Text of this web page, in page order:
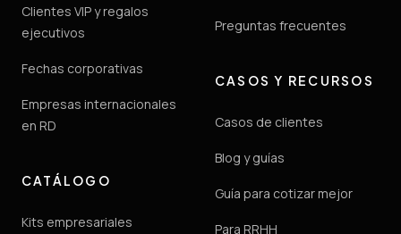
Clientes VIP y regalos
ejecutivos
Fechas corporativas
Empresas internacionales
en RD
CATÁLOGO
Kits empresariales
Preguntas frecuentes
CASOS Y RECURSOS
Casos de clientes
Blog y guías
Guía para cotizar mejor
Para RRHH